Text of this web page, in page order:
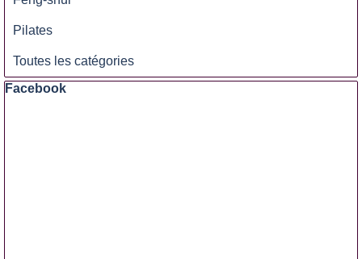
Pilates
Toutes les catégories
Sauter le bloc Facebook
Facebook